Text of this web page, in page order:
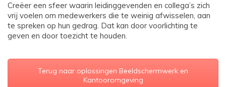
Creëer een sfeer waarin leidinggevenden en collega’s zich
vrij voelen om medewerkers die te weinig afwisselen, aan
te spreken op hun gedrag. Dat kan door voorlichting te
geven en door toezicht te houden.
Terug naar oplossingen Beeldschermwerk en
Kantooromgeving